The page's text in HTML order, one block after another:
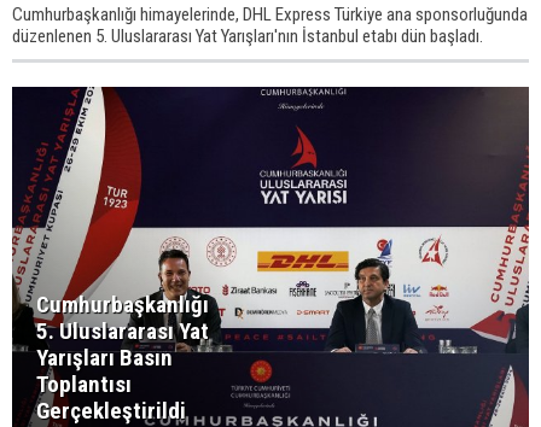
Cumhurbaşkanlığı himayelerinde, DHL Express Türkiye ana sponsorluğunda
düzenlenen 5. Uluslararası Yat Yarışları'nın İstanbul etabı dün başladı.
Cumhurbaşkanlığı
5. Uluslararası Yat
Yarışları Basın
Toplantısı
Gerçekleştirildi